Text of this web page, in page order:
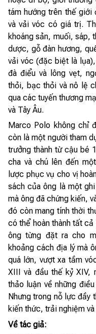
tám hướng trên thế
và vải vóc có giá trị.
khoáng sản, muối, sáp,
dược, gỗ đàn hương,
vải vóc (đặc biệt là
đà điểu và lông vẹt,
thỏi, bạc thỏi và nô lệ
qua các tuyến thương
và Tây Âu.
Marco Polo không chỉ
còn là một người tham
trưởng thành từ cậu bé
cha và chú lên đến
lược phục vụ cho vị
sách của ông là một
mà ông đã chứng kiến,
đó còn mang tính thời
có thể hoàn thành tất
ông từng đặt ra cho
khoảng cách địa lý mà
quá lớn, vượt xa tầm
XIII và đầu thế kỷ XIV,
thảo luận về những
Nhưng trong nỗ lực đầy
kiến thức, trải nghiệm
Về tác giả: